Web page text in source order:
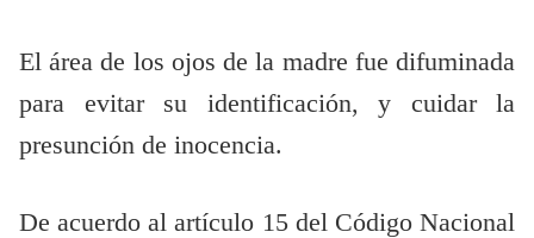
El área de los ojos de la madre fue difuminada
para evitar su identificación, y cuidar la
presunción de inocencia.
De acuerdo al artículo 15 del Código Nacional